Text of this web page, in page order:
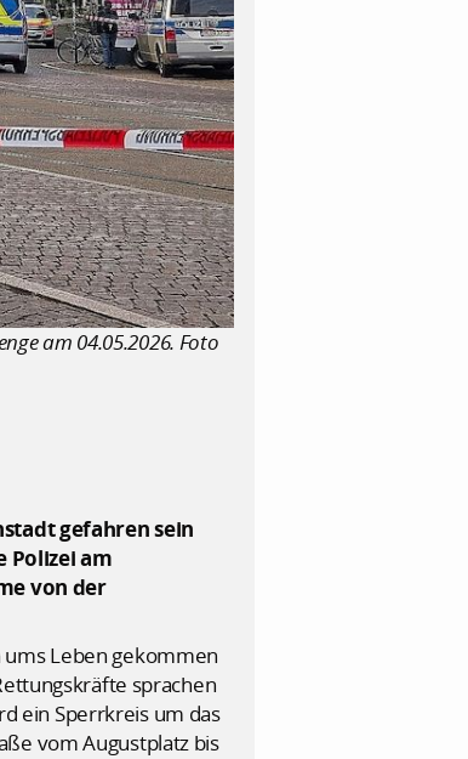
am 04.05.2026. Foto
gefahren sein
Polizei am
von der
ums Leben gekommen
sprachen
ein Sperrkreis um das
vom Augustplatz bis